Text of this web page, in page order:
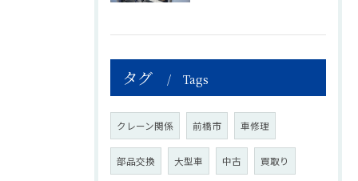
タグ Tags
クレーン関係 前橋市 車修理
部品交換 大型車 中古 買取り